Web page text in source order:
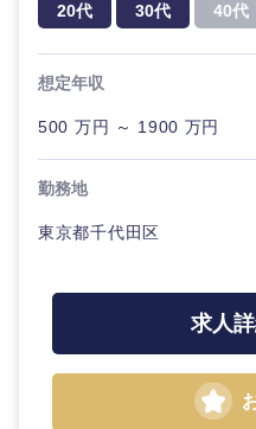
20代 30代 40代
想定年収
500 万円 ～ 1900 万円
勤務地
東京都千代田区
求人